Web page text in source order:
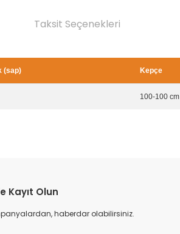
Taksit Seçenekleri
(sap) Kepçe
100-100 cm
Kayıt Olun
haberdar olabilirsiniz.